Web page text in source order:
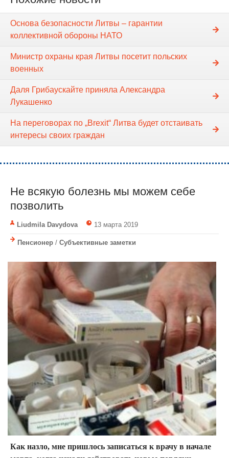
Основа безопасности Литвы – гарантии
коллективной обороны НАТО
Министр охраны края Литвы посетит польских
военных
Даля Грибаускайте приняла Александра
Лукашенко
На переговорах по „Brexit“ Литва будет отстаивать
интересы своих граждан
Не всякую болезнь мы можем себе
позволить
Liudmila Davydova 13 марта 2019
Пенсионер / Субъективные заметки
Как назло, мне пришлось записаться к врачу в начале